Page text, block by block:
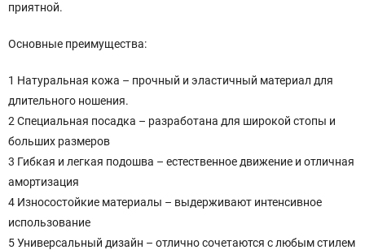
приятной.
Основные преимущества:
1 Натуральная кожа – прочный и эластичный материал для
длительного ношения.
2 Специальная посадка – разработана для широкой стопы и
больших размеров
3 Гибкая и легкая подошва – естественное движение и отличная
амортизация
4 Износостойкие материалы – выдерживают интенсивное
использование
5 Универсальный дизайн – отлично сочетаются с любым стилем